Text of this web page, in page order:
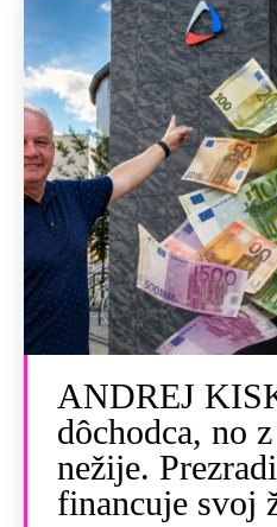
ANDREJ
dôchodca, no
nežije.
financuje svoj